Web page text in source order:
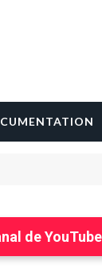
de